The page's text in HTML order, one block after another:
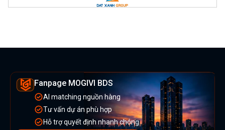
Fanpage MOGIVI BDS
AI matching nguồn hàng
Tư vấn dự án phù hợp
Hỗ trợ quyết định nhanh chóng